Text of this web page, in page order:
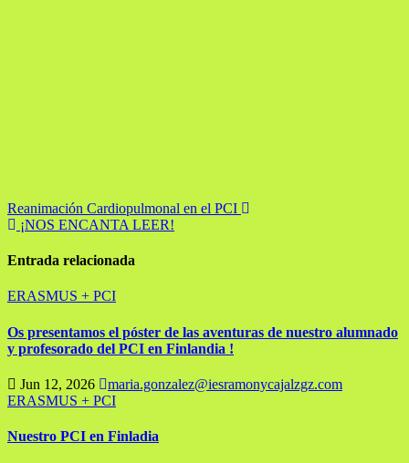
Navegación
de
entradas
Reanimación Cardiopulmonal en el PCI
¡NOS ENCANTA LEER!
Entrada relacionada
ERASMUS + PCI
Os presentamos el póster de las aventuras de nuestro alumnado
y profesorado del PCI en Finlandia !
Jun 12, 2026
maria.gonzalez@iesramonycajalzgz.com
ERASMUS + PCI
Nuestro PCI en Finladia